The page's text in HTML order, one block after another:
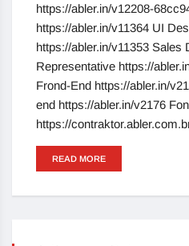
https://abler.in/v12208-
https://abler.in/v11364 UI
https://abler.in/v11353 Sales
Representative https://
Frond-End https://abler.in/
end https://abler.in/v2176
https://
READ MORE